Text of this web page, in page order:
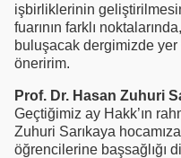
işbirliklerinin
fuarının farklı
buluşacak dergimizde
öneririm.
Prof. Dr. Hasan Zuhuri
Geçtiğimiz ay Hakk’ın
Zuhuri Sarıkaya
öğrencilerine başsağlığı